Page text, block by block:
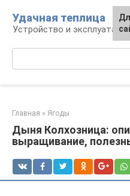
контенту
Удачная теплица
Устройство и
Главная » Ягоды
Дыня Колхозница:
выращивание,